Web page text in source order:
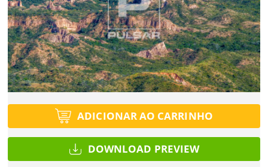
ADICIONAR AO CARRINHO
DOWNLOAD PREVIEW
Tipo de projeto
Selecione
Utilização
Título do projeto
Esqueci a senha
ENTRAR
ENTRAR
ENVIAR
Protegido por reCAPTCHA —Privacidade·Termos
SIM
Tipo de projeto
Selecione
Utilização
Tamanho PR$ 57,00
Tamanho MR$ 114,00
Tamanho GR$ 171,00